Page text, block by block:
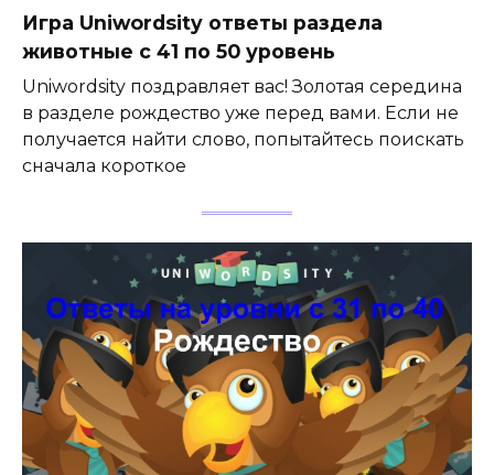
Игра Uniwordsity ответы раздела
животные с 41 по 50 уровень
Uniwordsity поздравляет вас! Золотая середина
в разделе рождество уже перед вами. Если не
получается найти слово, попытайтесь поискать
сначала короткое